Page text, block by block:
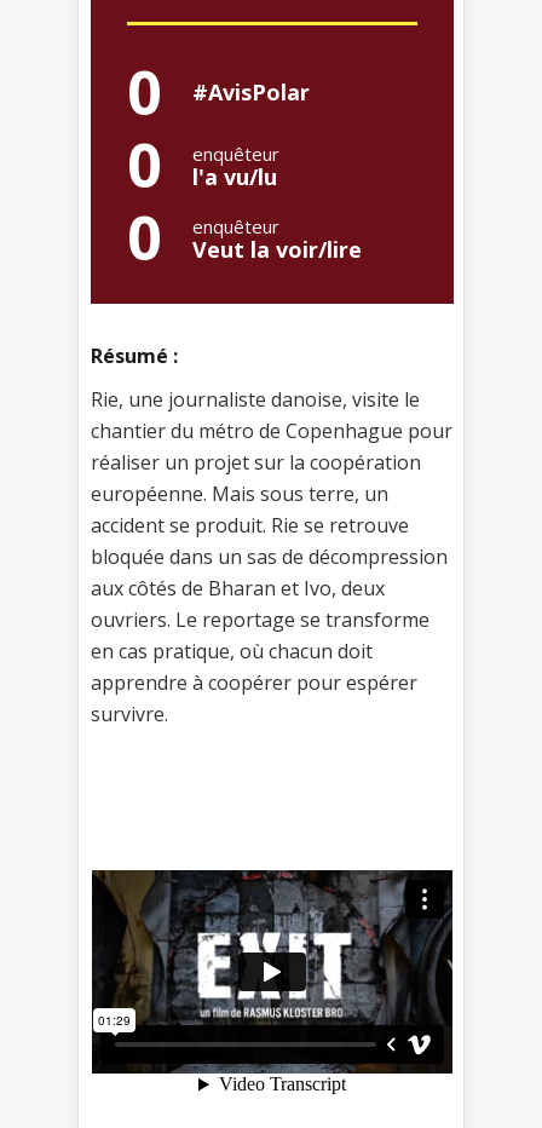
0 #AvisPolar
0 enquêteur
l'a vu/lu
0 enquêteur
Veut la voir/lire
Résumé :
Rie, une journaliste danoise, visite le
chantier du métro de Copenhague pour
réaliser un projet sur la coopération
européenne. Mais sous terre, un
accident se produit. Rie se retrouve
bloquée dans un sas de décompression
aux côtés de Bharan et Ivo, deux
ouvriers. Le reportage se transforme
en cas pratique, où chacun doit
apprendre à coopérer pour espérer
survivre.